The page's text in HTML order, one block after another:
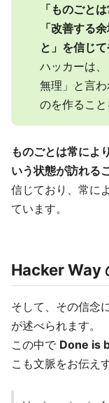
「ものごと
「改善する
と」を信じて
ハッカーは
無理」と言
のを作ること
ものごとは常によ
いう状態が訪れる
信じており、常に
ています。
Hacker Way
そして、その信念
が述べられます。
この中で Done is
こも文脈をお伝え